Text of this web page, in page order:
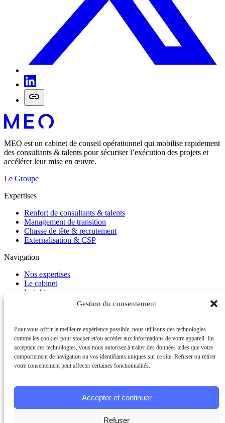
Gestion du consentement
Pour vous offrir la meilleure expérience possible, nous utilisons des technologies
comme les cookies pour stocker et/ou accéder aux informations de votre appareil. En
acceptant ces technologies, vous nous autorisez à traiter des données telles que votre
comportement de navigation ou vos identifiants uniques sur ce site. Refuser ou retirer
votre consentement peut affecter certaines fonctionnalités.
Accepter et continuer
Refuser
MEO est un cabinet de conseil opérationnel qui mobilise rapidement
des consultants & talents pour sécuriser l’exécution des projets et
accélérer leur mise en œuvre.
Le Groupe
Expertises
Renfort de consultants & talents
Management de transition
Chasse de tête & recrutement
Externalisation & CSP
Navigation
Nos expertises
Le cabinet
Insights
Contact
+33 1 41 10 47 00
LinkedIn
© 2026 MEOGROUP. Tous droits réservés.